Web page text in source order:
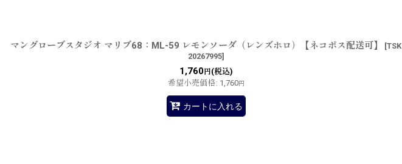
マングローブスタジオ マリブ68：ML-59 レモンソーダ（レンズホロ）【ネコポス配送可】 [TSK
20267995]
1,760円(税込)
希望小売価格: 1,760円
カートに入れる